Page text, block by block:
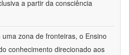
a partir da consciência
uma zona de fronteiras, o Ensino
conhecimento direcionado aos